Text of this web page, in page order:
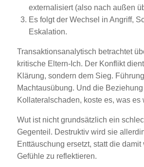
externalisiert (also nach außen
Es folgt der Wechsel in Angriff,
Eskalation.
Transaktionsanalytisch betrachtet
kritische Eltern-Ich. Der Konflikt
Klärung, sondern dem Sieg.
Machtausübung. Und die
Kollateralschaden, koste es, was es
Wut ist nicht grundsätzlich ein
Gegenteil. Destruktiv wird sie
Enttäuschung ersetzt, statt die damit
Gefühle zu reflektieren.